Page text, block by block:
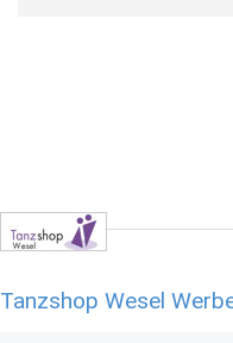
Tanzshop Wesel